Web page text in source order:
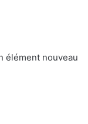
élément nouveau